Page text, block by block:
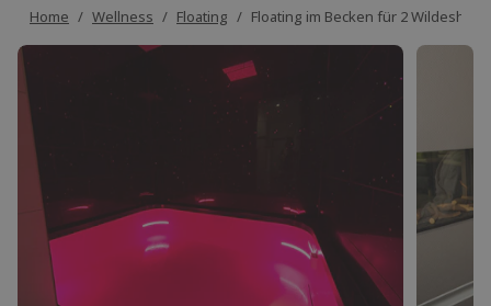
Home / Wellness / Floating / Floating im Becken für 2